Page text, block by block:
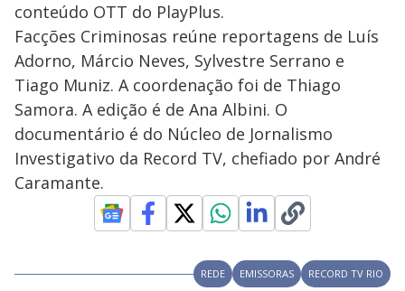
conteúdo OTT do PlayPlus.
Facções Criminosas reúne reportagens de Luís
Adorno, Márcio Neves, Sylvestre Serrano e
Tiago Muniz. A coordenação foi de Thiago
Samora. A edição é de Ana Albini. O
documentário é do Núcleo de Jornalismo
Investigativo da Record TV, chefiado por André
Caramante.
REDE EMISSORAS RECORD TV RIO